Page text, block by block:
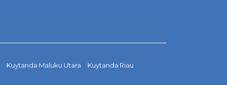
Kuytanda Maluku Utara
Kuytanda Riau